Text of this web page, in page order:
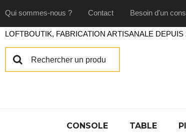
Qui sommes-nous ? Contact Besoin d'un
CONSOLE TABLE
LOFTBOUTIK, FABRICATION ARTISANALE DEPUIS